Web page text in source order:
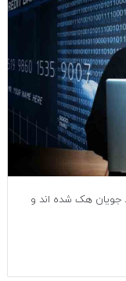
جویان هک شده اند و